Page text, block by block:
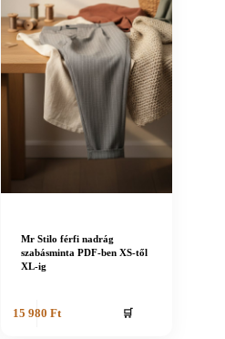
Mr Stilo férfi nadrág
szabásminta PDF-ben XS-től
XL-ig
15 980 Ft 🛒